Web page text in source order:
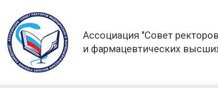
Ассоциация "Совет
и фармацевтических